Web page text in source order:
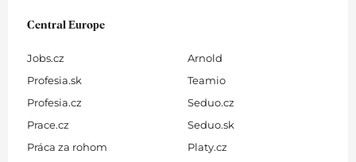
Central Europe
Jobs.cz
Profesia.sk
Profesia.cz
Prace.cz
Práca za rohom
Arnold
Teamio
Seduo.cz
Seduo.sk
Platy.cz